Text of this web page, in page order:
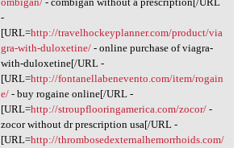
-
[URL=http://travelhockeyplanner.com/product/via
gra-with-duloxetine/- online purchase of viagra-
with-duloxetine[/URL -
[URL=http://fontanellabenevento.com/item/rogain
e/- buy rogaine online[/URL -
[URL=http://stroupflooringamerica.com/zocor/-
zocor without dr prescription usa[/URL -
[URL=http://thrombosedexternalhemorrhoids.com/